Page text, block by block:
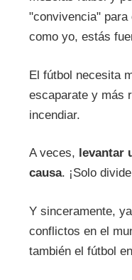
"convivencia"
como yo, estás
El fútbol necesita
escaparate y más
incendiar.
A veces, levantar
causa. ¡Solo
Y sinceramente,
conflictos en el
también el fútbol